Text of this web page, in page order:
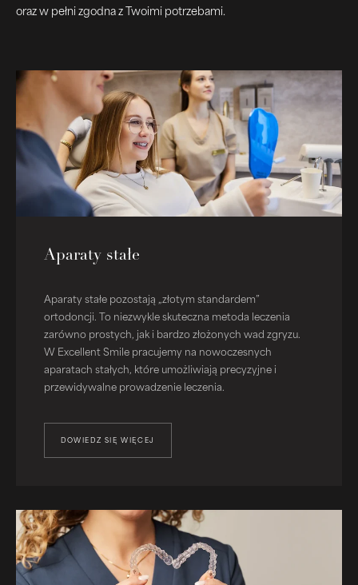
oraz w pełni zgodna z Twoimi potrzebami.
Aparaty stałe
Aparaty stałe pozostają „złotym standardem”
ortodoncji. To niezwykle skuteczna metoda leczenia
zarówno prostych, jak i bardzo złożonych wad zgryzu.
W Excellent Smile pracujemy na nowoczesnych
aparatach stałych, które umożliwiają precyzyjne i
przewidywalne prowadzenie leczenia.
DOWIEDZ SIĘ WIĘCEJ